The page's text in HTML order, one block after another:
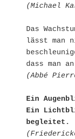
(Michael
Das
lässt man
(Abbé
Ein
Ein
begleitet.